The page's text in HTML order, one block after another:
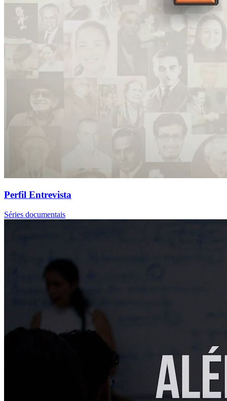
Perfil Entrevista
Séries documentais